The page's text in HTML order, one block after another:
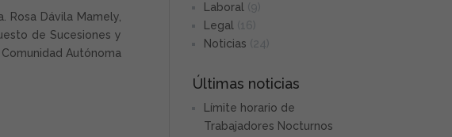
Rosa Dávila Mamely,
de Sucesiones y
Autónoma
Laboral
(9)
Legal
(16)
Noticias (24)
Últimas noticias
Límite horario de
Trabajadores Nocturnos